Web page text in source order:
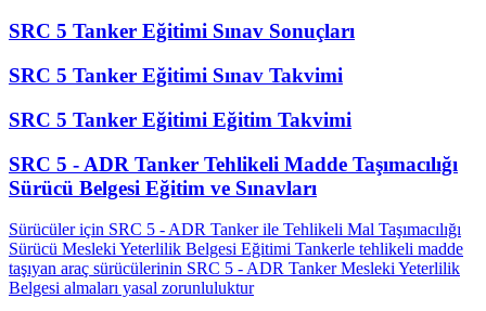
SRC 5 Tanker Eğitimi Sınav Sonuçları
SRC 5 Tanker Eğitimi Sınav Takvimi
SRC 5 Tanker Eğitimi Eğitim Takvimi
SRC 5 - ADR Tanker Tehlikeli Madde Taşımacılığı
Sürücü Belgesi Eğitim ve Sınavları
Sürücüler için SRC 5 - ADR Tanker ile Tehlikeli Mal Taşımacılığı
Sürücü Mesleki Yeterlilik Belgesi Eğitimi Tankerle tehlikeli madde
taşıyan araç sürücülerinin SRC 5 - ADR Tanker Mesleki Yeterlilik
Belgesi almaları yasal zorunluluktur